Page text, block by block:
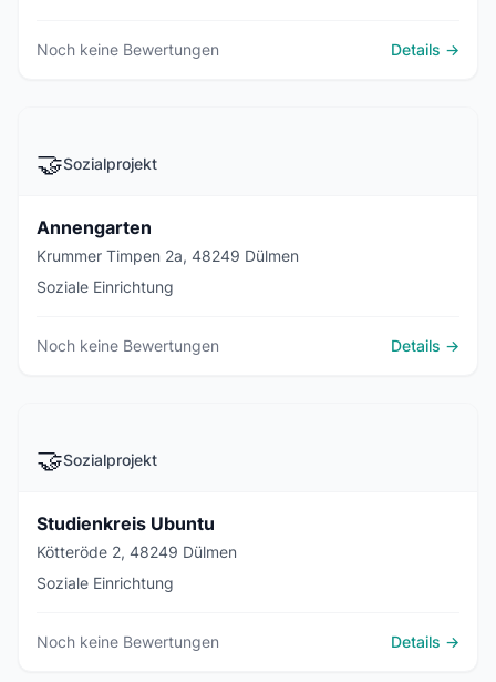
Noch keine Bewertungen Details →
🤝Sozialprojekt
Annengarten
Krummer Timpen 2a, 48249 Dülmen
Soziale Einrichtung
Noch keine Bewertungen Details →
🤝Sozialprojekt
Studienkreis Ubuntu
Kötteröde 2, 48249 Dülmen
Soziale Einrichtung
Noch keine Bewertungen Details →